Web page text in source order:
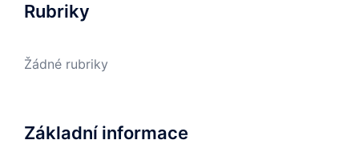
Rubriky
Žádné rubriky
Základní informace